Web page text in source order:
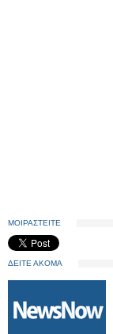
ΜΟΙΡΑΣΤΕΙΤΕ
ΔΕΙΤΕ ΑΚΟΜΑ